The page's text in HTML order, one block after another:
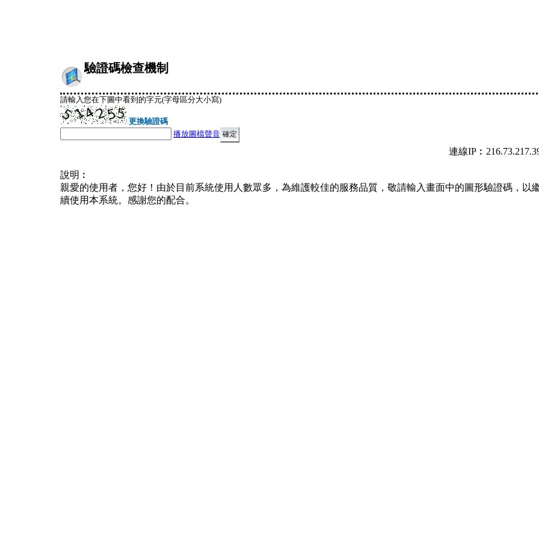
驗證碼檢查機制
請輸入您在下圖中看到的字元(字母區分大小寫)
更換驗證碼
播放圖檔聲音
連線
說明︰
親愛的使用者，您好！由於目前系統使用人數眾多，為維護較佳的服務品質，敬請輸入畫面中的圖形驗證碼，以
續使用本系統。感謝您的配合。